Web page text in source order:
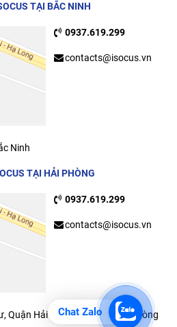
Chat Zalo
TẠI BẮC NINH
0937.619.299
contacts@isocus.vn
Ninh
TẠI HẢI PHÒNG
0937.619.299
contacts@isocus.vn
Quận Hải An, Thành Phố Hải Phòng